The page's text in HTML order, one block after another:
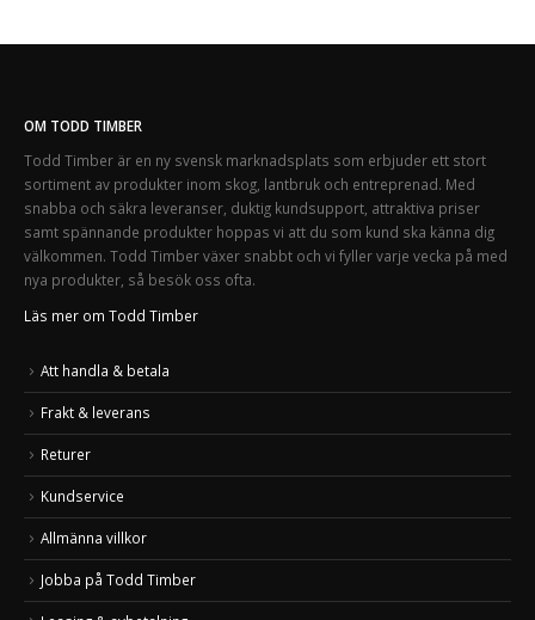
OM TODD TIMBER
Todd Timber är en ny svensk marknadsplats som erbjuder ett stort
sortiment av produkter inom skog, lantbruk och entreprenad. Med
snabba och säkra leveranser, duktig kundsupport, attraktiva priser
samt spännande produkter hoppas vi att du som kund ska känna dig
välkommen. Todd Timber växer snabbt och vi fyller varje vecka på med
nya produkter, så besök oss ofta.
Läs mer om Todd Timber
Att handla & betala
Frakt & leverans
Returer
Kundservice
Allmänna villkor
Jobba på Todd Timber